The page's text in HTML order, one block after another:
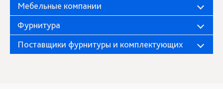
Мебельные компании
Фурнитура
Поставщики фурнитуры и комплектующих